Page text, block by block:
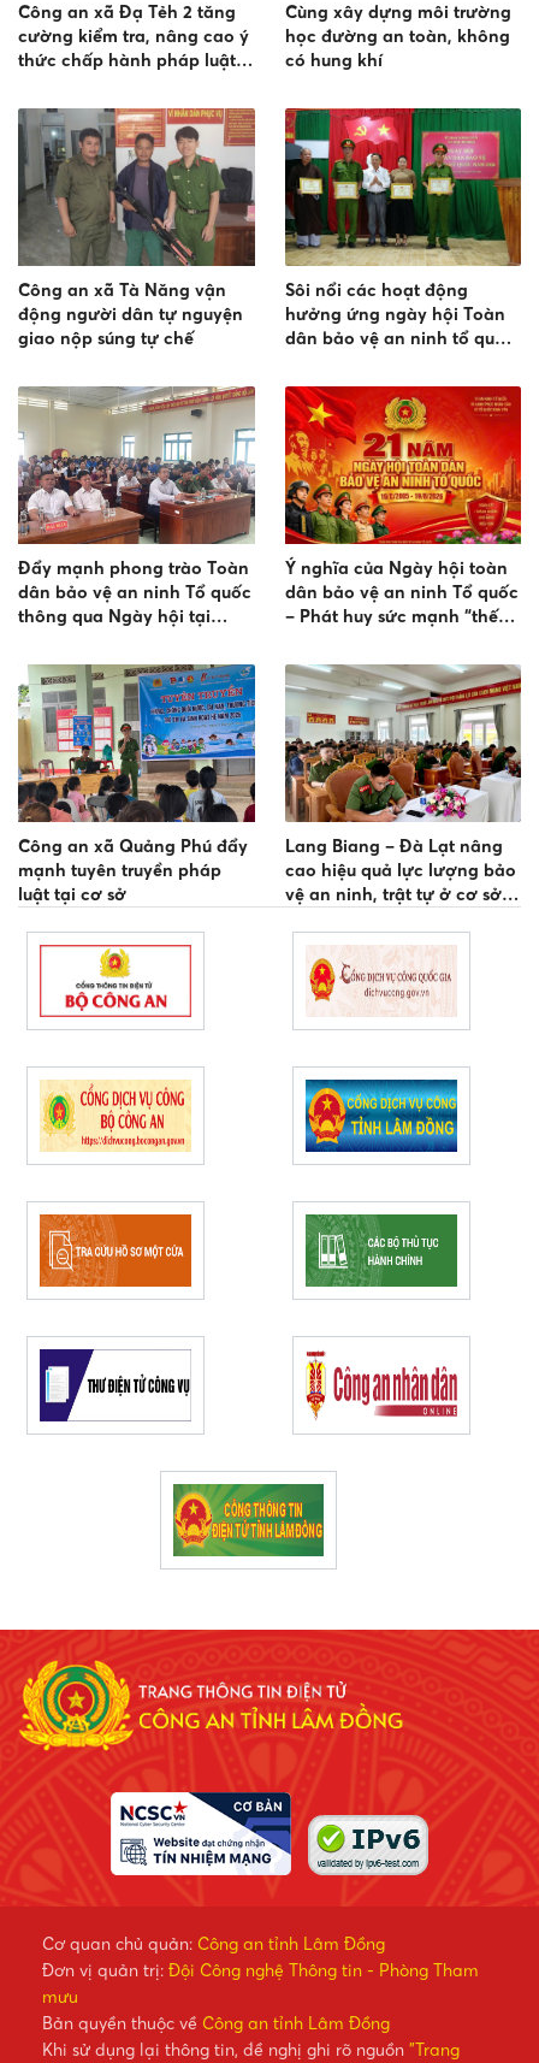
Công an xã Đạ Tẻh 2 tăng
cường kiểm tra, nâng cao ý
thức chấp hành pháp luật,
chế phương tiện
Cùng xây dựng môi trường
học đường an toàn, không
có hung khí
Công an xã Tà Năng vận
động người dân tự nguyện
giao nộp súng tự chế
Sôi nổi các hoạt động
hưởng ứng ngày hội Toàn
dân bảo vệ an ninh tổ quốc
Đẩy mạnh phong trào Toàn
dân bảo vệ an ninh Tổ quốc
thông qua Ngày hội tại
Nam
Ý nghĩa của Ngày hội toàn
dân bảo vệ an ninh Tổ quốc
– Phát huy sức mạnh “thế
nghiệp bảo vệ an ninh, trật
tự
Công an xã Quảng Phú đẩy
mạnh tuyên truyền pháp
luật tại cơ sở
Lang Biang – Đà Lạt nâng
cao hiệu quả lực lượng bảo
vệ an ninh, trật tự ở cơ sở
Cơ quan chủ quản: Công an tỉnh Lâm Đồng
Đơn vị quản trị: Đội Công nghệ Thông tin - Phòng Tham
mưu
Bản quyền thuộc về Công an tỉnh Lâm Đồng
Khi sử dụng lại thông tin, đề nghị ghi rõ nguồn "Trang